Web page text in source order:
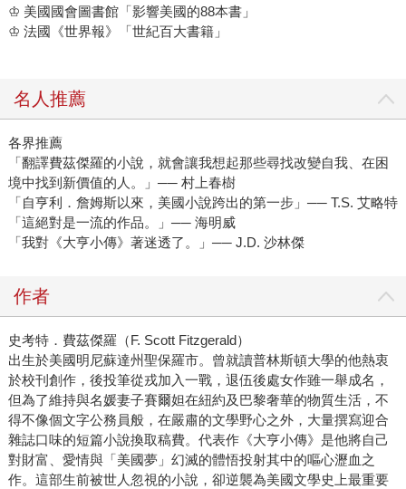
♔ 美國國會圖書館「影響美國的88本書」
♔ 法國《世界報》「世紀百大書籍」
名人推薦
各界推薦
「翻譯費茲傑羅的小說，就會讓我想起那些尋找改變自我、在困
境中找到新價值的人。」── 村上春樹
「自亨利．詹姆斯以來，美國小說跨出的第一步」── T.S. 艾略特
「這絕對是一流的作品。」── 海明威
「我對《大亨小傳》著迷透了。」── J.D. 沙林傑
作者
史考特．費茲傑羅（F. Scott Fitzgerald）
出生於美國明尼蘇達州聖保羅市。曾就讀普林斯頓大學的他熱衷
於校刊創作，後投筆從戎加入一戰，退伍後處女作雖一舉成名，
但為了維持與名媛妻子賽爾妲在紐約及巴黎奢華的物質生活，不
得不像個文字公務員般，在嚴肅的文學野心之外，大量撰寫迎合
雜誌口味的短篇小說換取稿費。代表作《大亨小傳》是他將自己
對財富、愛情與「美國夢」幻滅的體悟投射其中的嘔心瀝血之
作。這部生前被世人忽視的小說，卻逆襲為美國文學史上最重要